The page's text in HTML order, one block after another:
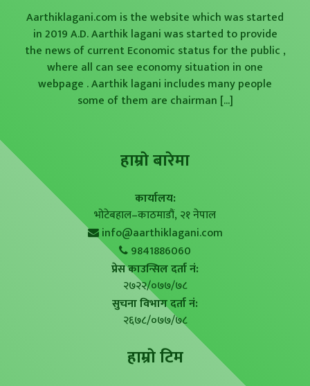
Aarthiklagani.com is the website which was started
in 2019 A.D. Aarthik lagani was started to provide
the news of current Economic status for the public ,
where all can see economy situation in one
webpage . Aarthik lagani includes many people
some of them are chairman [...]
हाम्राे बारेमा
कार्यालय:
भोटेबहाल–काठमाडौं, २१ नेपाल
info@aarthiklagani.com
9841886060
प्रेस काउन्सिल दर्ता नं:
२७२२/०७७/७८
सुचना विभाग दर्ता नं:
२६७८/०७७/७८
हाम्राे टिम